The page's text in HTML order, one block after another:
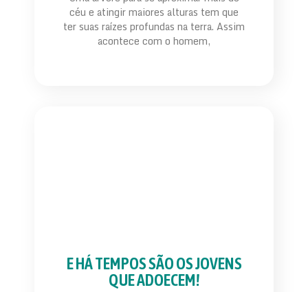
céu e atingir maiores alturas tem que
ter suas raízes profundas na terra. Assim
acontece com o homem,
E HÁ TEMPOS SÃO OS JOVENS
QUE ADOECEM!